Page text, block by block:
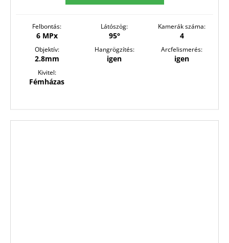
Felbontás:
6 MPx
Látószög:
95°
Kamerák száma:
4
Objektív:
2.8mm
Hangrögzítés:
igen
Arcfelismerés:
igen
Kivitel:
Fémházas